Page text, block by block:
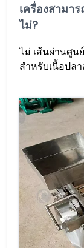
เครื่องสามา
ไม่?
ไม่ เส้นผ่านศูน
สำหรับเนื้อปล